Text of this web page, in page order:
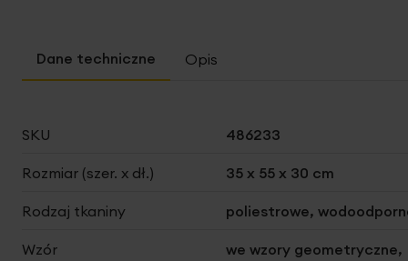
Opis
Więcej
SKU 486233
Rozmiar (szer. x dł.) 35 x 55 x 30 cm
Rodzaj tkaniny poliestrowe,
Wzór
we wzory geometryczne,